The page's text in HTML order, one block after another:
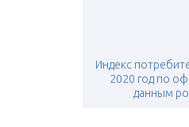
Индекс
2020 год по
данным